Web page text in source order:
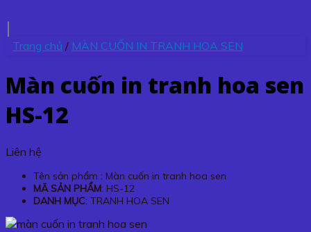
Trang chủ / MÀN CUỐN IN TRANH HOA SEN
Màn cuốn in tranh hoa sen
HS-12
Liên hệ
Tên sản phẩm : Màn cuốn in tranh hoa sen
MÃ SẢN PHẨM: HS-12
DANH MỤC: TRANH HOA SEN